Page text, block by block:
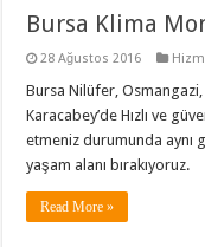
Bursa Klima
28 Ağustos 2016
Bursa Nilüfer, Osmangazi,
Karacabey’de Hızlı ve
etmeniz durumunda aynı
yaşam alanı bırakıyoruz.
Read More »